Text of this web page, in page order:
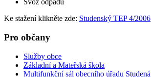
Svoz odpadů
Ke stažení klikněte zde: Studenský TEP 4/2006
Pro občany
Služby obce
Základní a Mateřská škola
Multifunkční sál obecního úřadu Studená